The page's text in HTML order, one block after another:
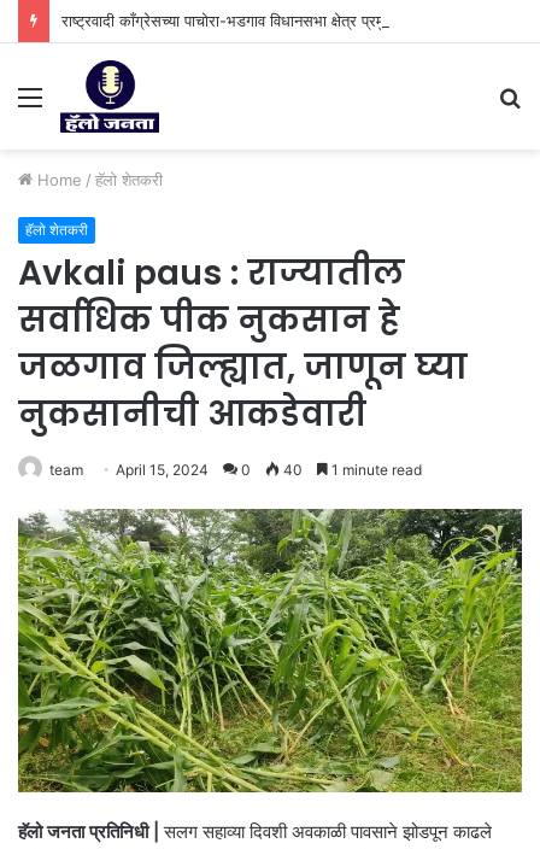
Menu
Home / ⁠हॅलो शेतकरी
⁠हॅलो शेतकरी
Avkali paus : राज्यातील
सर्वाधिक पीक नुकसान हे
जळगाव जिल्ह्यात, जाणून घ्या
नुकसानीची आकडेवारी
team April 15, 2024 0 40 1 minute read
हॅलो जनता प्रतिनिधी | सलग सहाव्या दिवशी अवकाळी पावसाने झोडपून काढले